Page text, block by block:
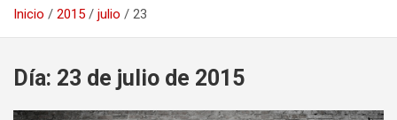
Inicio 2015 julio 23
Día: 23 de julio de 2015